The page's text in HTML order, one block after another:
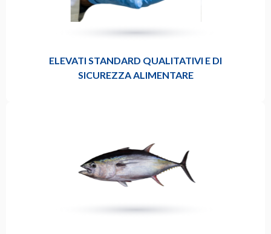
ELEVATI STANDARD QUALITATIVI E DI
SICUREZZA ALIMENTARE